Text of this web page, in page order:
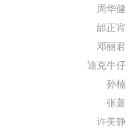
周华健
邰正宵
邓丽君
迪克牛仔
孙楠
张蔷
许美静